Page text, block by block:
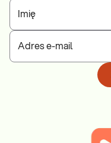
Imię
Adres e-mail